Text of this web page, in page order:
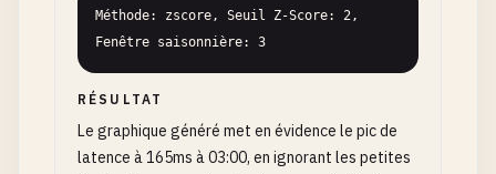
Méthode: zscore, Seuil Z-Score: 2,
Fenêtre saisonnière: 3
RÉSULTAT
Le graphique généré met en évidence le pic de
latence à 165ms à 03:00, en ignorant les petites